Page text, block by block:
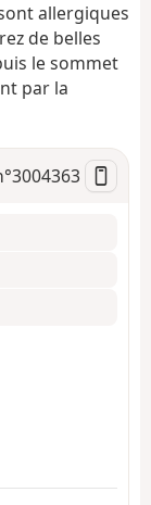
v
g
o
allergiques
de belles
le sommet
par la
3004363